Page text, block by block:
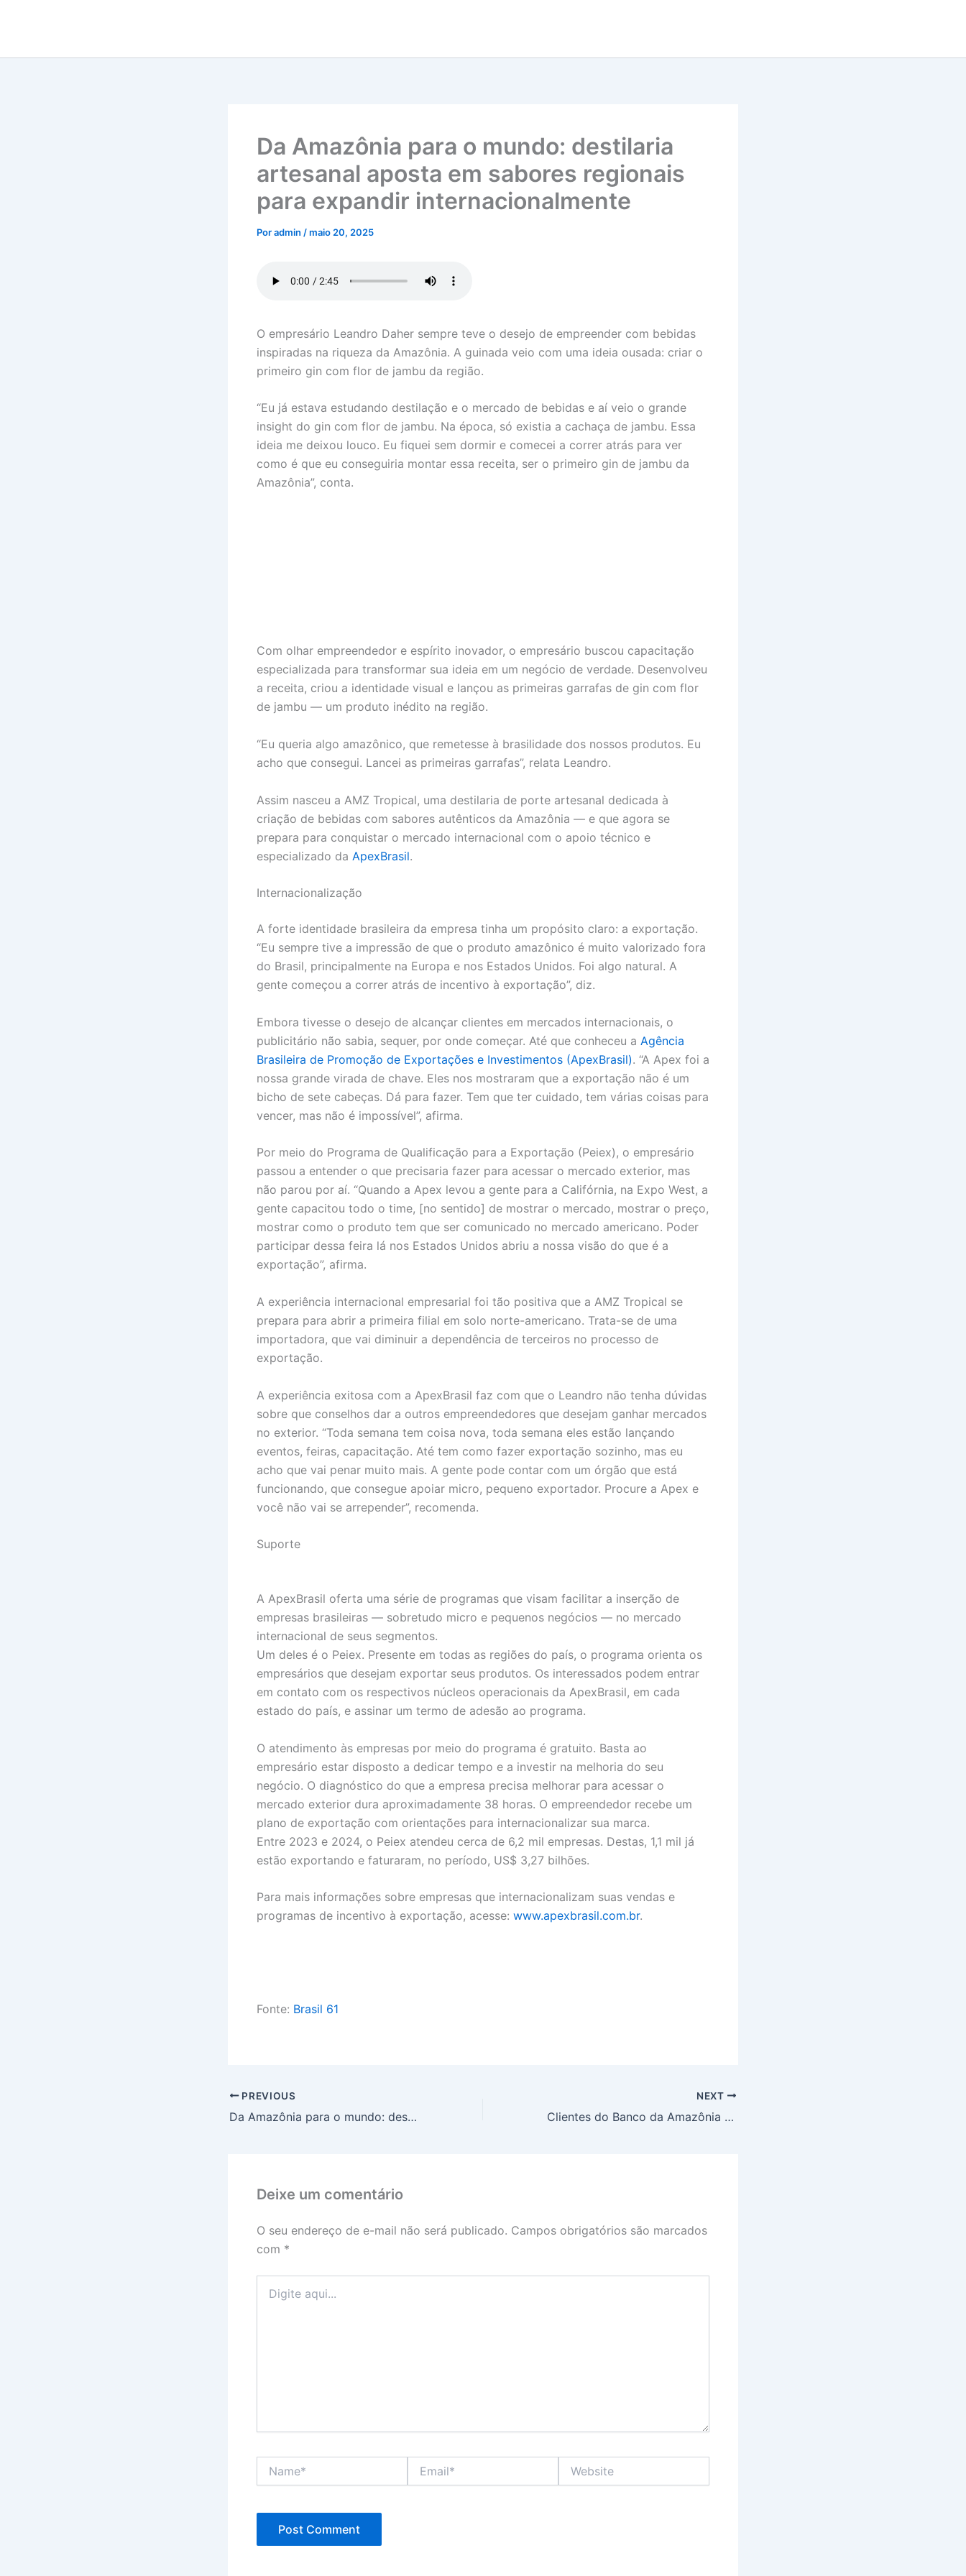
Da Amazônia para o mundo: destilaria
artesanal aposta em sabores regionais
para expandir internacionalmente
Poradmin /maio 20, 2025
O empresário Leandro Daher sempre teve o desejo de empreender com bebidas
inspiradas na riqueza da Amazônia. A guinada veio com uma ideia ousada: criar o
primeiro gin com flor de jambu da região.
“Eu já estava estudando destilação e o mercado de bebidas e aí veio o grande
insight do gin com flor de jambu. Na época, só existia a cachaça de jambu. Essa
ideia me deixou louco. Eu fiquei sem dormir e comecei a correr atrás para ver
como é que eu conseguiria montar essa receita, ser o primeiro gin de jambu da
Amazônia”, conta.
Com olhar empreendedor e espírito inovador, o empresário buscou capacitação
especializada para transformar sua ideia em um negócio de verdade. Desenvolveu
a receita, criou a identidade visual e lançou as primeiras garrafas de gin com flor
de jambu — um produto inédito na região.
“Eu queria algo amazônico, que remetesse à brasilidade dos nossos produtos. Eu
acho que consegui. Lancei as primeiras garrafas”, relata Leandro.
Assim nasceu a AMZ Tropical, uma destilaria de porte artesanal dedicada à
criação de bebidas com sabores autênticos da Amazônia — e que agora se
prepara para conquistar o mercado internacional com o apoio técnico e
especializado da ApexBrasil.
Internacionalização
A forte identidade brasileira da empresa tinha um propósito claro: a exportação.
“Eu sempre tive a impressão de que o produto amazônico é muito valorizado fora
do Brasil, principalmente na Europa e nos Estados Unidos. Foi algo natural. A
gente começou a correr atrás de incentivo à exportação”, diz.
Embora tivesse o desejo de alcançar clientes em mercados internacionais, o
publicitário não sabia, sequer, por onde começar. Até que conheceu a Agência
Brasileira de Promoção de Exportações e Investimentos (ApexBrasil). “A Apex foi a
nossa grande virada de chave. Eles nos mostraram que a exportação não é um
bicho de sete cabeças. Dá para fazer. Tem que ter cuidado, tem várias coisas para
vencer, mas não é impossível”, afirma.
Por meio do Programa de Qualificação para a Exportação (Peiex), o empresário
passou a entender o que precisaria fazer para acessar o mercado exterior, mas
não parou por aí. “Quando a Apex levou a gente para a Califórnia, na Expo West, a
gente capacitou todo o time, [no sentido] de mostrar o mercado, mostrar o preço,
mostrar como o produto tem que ser comunicado no mercado americano. Poder
participar dessa feira lá nos Estados Unidos abriu a nossa visão do que é a
exportação”, afirma.
A experiência internacional empresarial foi tão positiva que a AMZ Tropical se
prepara para abrir a primeira filial em solo norte-americano. Trata-se de uma
importadora, que vai diminuir a dependência de terceiros no processo de
exportação.
A experiência exitosa com a ApexBrasil faz com que o Leandro não tenha dúvidas
sobre que conselhos dar a outros empreendedores que desejam ganhar mercados
no exterior. “Toda semana tem coisa nova, toda semana eles estão lançando
eventos, feiras, capacitação. Até tem como fazer exportação sozinho, mas eu
acho que vai penar muito mais. A gente pode contar com um órgão que está
funcionando, que consegue apoiar micro, pequeno exportador. Procure a Apex e
você não vai se arrepender”, recomenda.
Suporte
A ApexBrasil oferta uma série de programas que visam facilitar a inserção de
empresas brasileiras — sobretudo micro e pequenos negócios — no mercado
internacional de seus segmentos.
Um deles é o Peiex. Presente em todas as regiões do país, o programa orienta os
empresários que desejam exportar seus produtos. Os interessados podem entrar
em contato com os respectivos núcleos operacionais da ApexBrasil, em cada
estado do país, e assinar um termo de adesão ao programa.
O atendimento às empresas por meio do programa é gratuito. Basta ao
empresário estar disposto a dedicar tempo e a investir na melhoria do seu
negócio. O diagnóstico do que a empresa precisa melhorar para acessar o
mercado exterior dura aproximadamente 38 horas. O empreendedor recebe um
plano de exportação com orientações para internacionalizar sua marca.
Entre 2023 e 2024, o Peiex atendeu cerca de 6,2 mil empresas. Destas, 1,1 mil já
estão exportando e faturaram, no período, US$ 3,27 bilhões.
Para mais informações sobre empresas que internacionalizam suas vendas e
programas de incentivo à exportação, acesse: www.apexbrasil.com.br.
Fonte: Brasil 61
PREVIOUS
Da Amazônia para o mundo: destilaria artesanal aposta em sabores regionais para expandir internacionalmente
NEXT
Clientes do Banco da Amazônia vão poder realizar depósitos e saques nas unidades lotéricas da CAIXA
Deixe um comentário
O seu endereço de e-mail não será publicado. Campos obrigatórios são marcados
com *
aqui...